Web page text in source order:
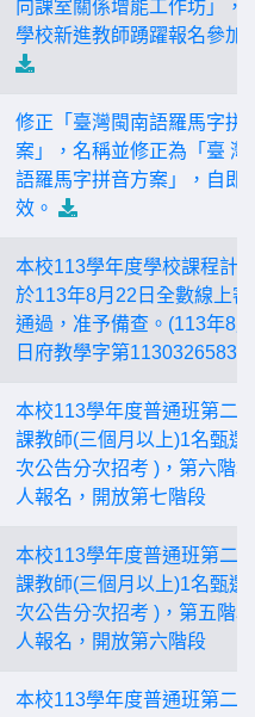
向課室關係增能工作坊」，
學校新進教師踴躍報名參加
修正「臺灣閩南語羅馬字拼
案」，名稱並修正為「臺 灣
語羅馬字拼音方案」，自即
效。
本校113學年度學校課程計
於113年8月22日全數線上審
通過，准予備查。(113年8
日府教學字第1130326583
本校113學年度普通班第二
課教師(三個月以上)1名甄選
次公告分次招考 )，第六階
人報名，開放第七階段
本校113學年度普通班第二
課教師(三個月以上)1名甄選
次公告分次招考 )，第五階
人報名，開放第六階段
本校113學年度普通班第二